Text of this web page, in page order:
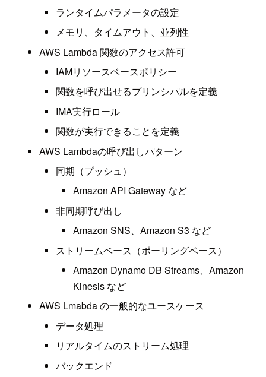
ランタイムパラメータの設定
メモリ、タイムアウト、並列性
AWS Lambda 関数のアクセス許可
IAMリソースベースポリシー
関数を呼び出せるプリンシパルを定義
IMA実行ロール
関数が実行できることを定義
AWS Lambdaの呼び出しパターン
同期（プッシュ）
Amazon API Gateway など
非同期呼び出し
Amazon SNS、Amazon S3 など
ストリームベース（ポーリングベース）
Amazon Dynamo DB Streams、Amazon
Kinesis など
AWS Lmabda の一般的なユースケース
データ処理
リアルタイムのストリーム処理
バックエンド